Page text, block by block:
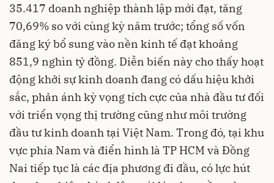
35.417 doanh nghiệp thành lập mới đạt, tăng
70,69% so với cùng kỳ năm trước; tổng số vốn
đăng ký bổ sung vào nền kinh tế đạt khoảng
851,9 nghìn tỷ đồng. Diễn biến này cho thấy hoạt
động khởi sự kinh doanh đang có dấu hiệu khởi
sắc, phản ánh kỳ vọng tích cực của nhà đầu tư đối
với triển vọng thị trường cũng như môi trường
đầu tư kinh doanh tại Việt Nam. Trong đó, tại khu
vực phía Nam và điển hình là TP HCM và Đồng
Nai tiếp tục là các địa phương đi đầu, có lực hút